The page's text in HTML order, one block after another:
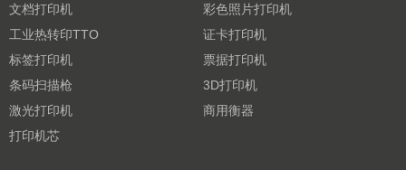
文档打印机
彩色照片打印机
工业热转印TTO
证卡打印机
标签打印机
票据打印机
条码扫描枪
3D打印机
激光打印机
商用衡器
打印机芯